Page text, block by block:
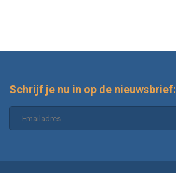
Schrijf je nu in op de nieuwsbrief: